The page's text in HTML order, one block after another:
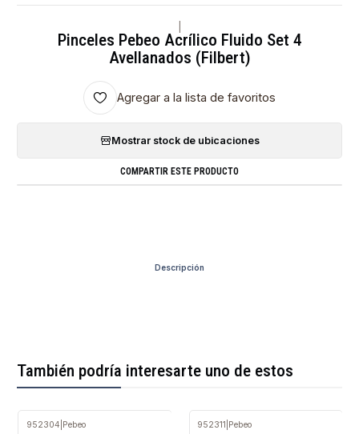
Pinceles Pebeo Acrílico Fluido Set 4
Avellanados (Filbert)
Agregar a la lista de favoritos
Mostrar stock de ubicaciones
COMPARTIR ESTE PRODUCTO
Descripción
También podría interesarte uno de estos
952304 Pebeo 952311 Pebeo